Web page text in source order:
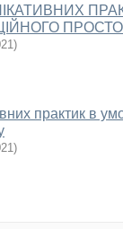
)
практик в
)